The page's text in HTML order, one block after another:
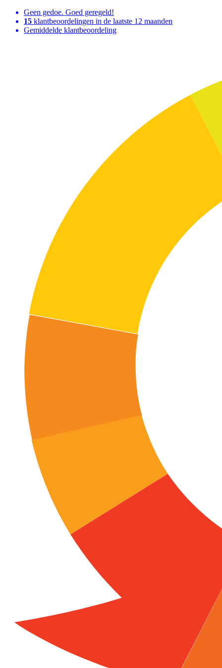
Geen gedoe. Goed geregeld!
15 klantbeoordelingen in de laatste 12 maanden
Gemiddelde klantbeoordeling